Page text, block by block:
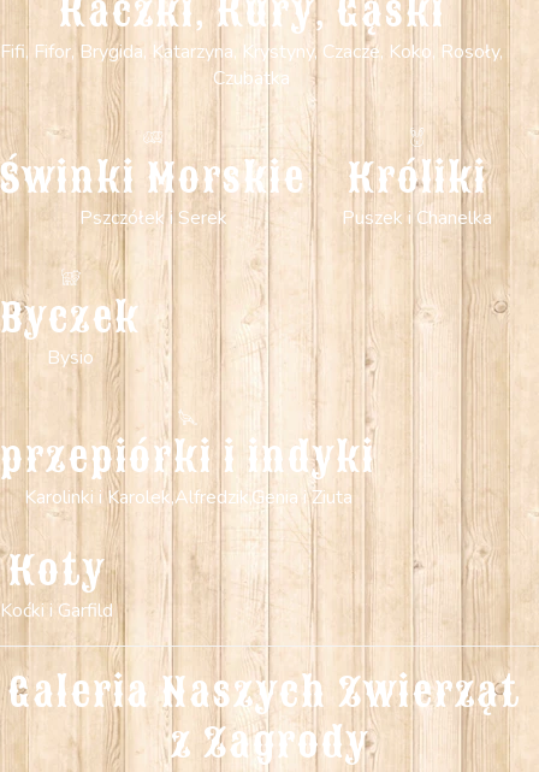
Kaczki, Kury, Gąski
Fifi, Fifor, Brygida, Katarzyna, Krystyny, Czacze, Koko, Rosoły,
Czubatka
Świnki Morskie
Pszczółek i Serek
Króliki
Puszek i Chanelka
Byczek
Bysio
przepiórki i indyki
Karolinki i Karolek,Alfredzik,Genia i Ziuta
Koty
Koćki i Garfild
Galeria Naszych Zwierząt
z Zagrody